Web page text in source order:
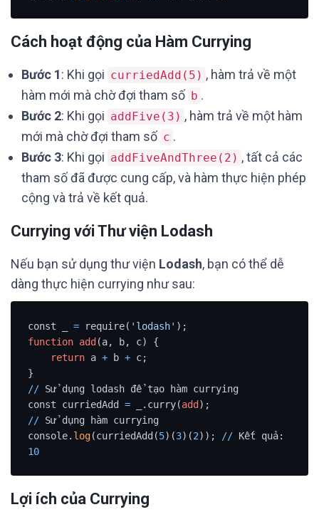
Cách hoạt động của Hàm Currying
Bước 1: Khi gọi curriedAdd(5) , hàm trả về một
hàm mới mà chờ đợi tham số b .
Bước 2: Khi gọi addFive(3) , hàm trả về một hàm
mới mà chờ đợi tham số c .
Bước 3: Khi gọi addFiveAndThree(2) , tất cả các
tham số đã được cung cấp, và hàm thực hiện phép
cộng và trả về kết quả.
Currying với Thư viện Lodash
Nếu bạn sử dụng thư viện Lodash, bạn có thể dễ
dàng thực hiện currying như sau:
const _ = require( 'lodash'
function add(a, b, c) {
return a + b + c;
// Sử dụng lodash để tạo hàm currying
const curriedAdd = _.curry(add
// Sử dụng hàm currying
console. log(curriedAdd(5)(3)(2)); //
10
Lợi ích của Currying